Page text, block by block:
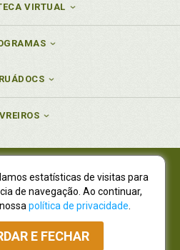
VIRTUAL
CNPJ 77.535.508/0001-19
CNPJ 01.701.561/0001-80
Dallegrave, 7665, São Lourenço |
- CEP 82210-310
|Vendas Atacado: (41) 4009-3939
estatísticas de visitas para
de navegação. Ao continuar,
política de privacidade
E FECHAR